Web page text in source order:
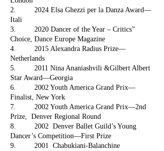
2. 2024 Elsa Ghezzi per la Danza Award—
Itali
3. 2020 Dancer of the Year – Critics”
Choice, Dance Europe Magazine
4. 2015 Alexandra Radius Prize—
Netherlands
5. 2011 Nina Ananiashvili &Gilbert Albert
Star Award—Georgia
6. 2002 Youth America Grand Prix—
Finalist, New York
7. 2002 Youth America Grand Prix—2nd
Prize, Denver Regional Round
8. 2002 Denver Ballet Guild’s Young
Dancer’s Competition—First Prize
9. 2001 Chabukiani-Balanchine